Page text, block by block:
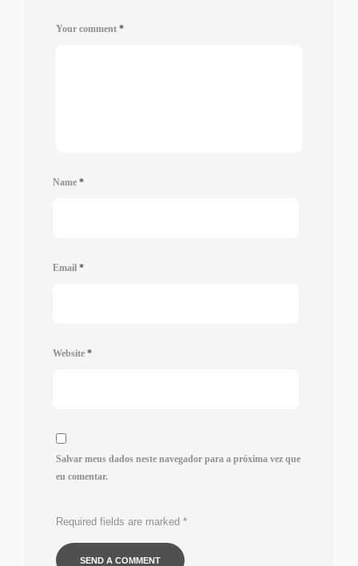
Your comment *
Name *
Email *
Website *
Salvar meus dados neste navegador para a próxima vez que
eu comentar.
Required fields are marked *